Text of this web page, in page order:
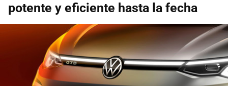
potente y eficiente hasta la fecha